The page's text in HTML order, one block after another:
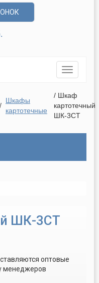
Toggle
/
Шкафы
картотечные
/ Шкаф
картотечный
ШК-3СТ
ШК-3СТ
оптовые
менеджеров